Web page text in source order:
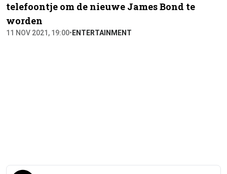
telefoontje om de nieuwe James Bond te
worden
11 NOV 2021, 19:00• ENTERTAINMENT